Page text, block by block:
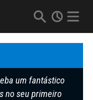
um fantástico
no seu primeiro